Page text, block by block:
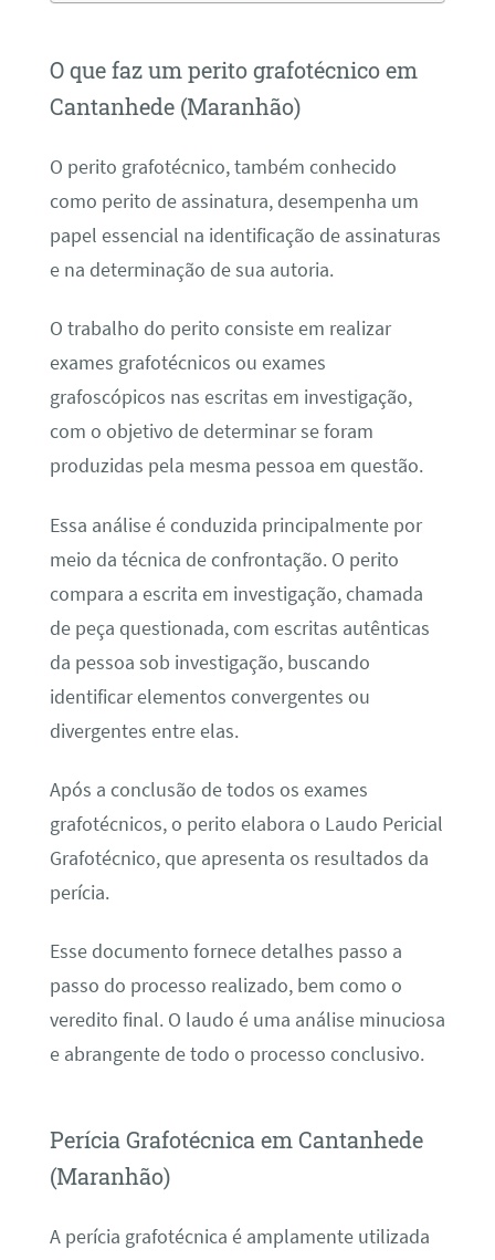
O que faz um perito grafotécnico em
Cantanhede (Maranhão)
O perito grafotécnico, também conhecido
como perito de assinatura, desempenha um
papel essencial na identificação de assinaturas
e na determinação de sua autoria.
O trabalho do perito consiste em realizar
exames grafotécnicos ou exames
grafoscópicos nas escritas em investigação,
com o objetivo de determinar se foram
produzidas pela mesma pessoa em questão.
Essa análise é conduzida principalmente por
meio da técnica de confrontação. O perito
compara a escrita em investigação, chamada
de peça questionada, com escritas autênticas
da pessoa sob investigação, buscando
identificar elementos convergentes ou
divergentes entre elas.
Após a conclusão de todos os exames
grafotécnicos, o perito elabora o Laudo Pericial
Grafotécnico, que apresenta os resultados da
perícia.
Esse documento fornece detalhes passo a
passo do processo realizado, bem como o
veredito final. O laudo é uma análise minuciosa
e abrangente de todo o processo conclusivo.
Perícia Grafotécnica em Cantanhede
(Maranhão)
A perícia grafotécnica é amplamente utilizada